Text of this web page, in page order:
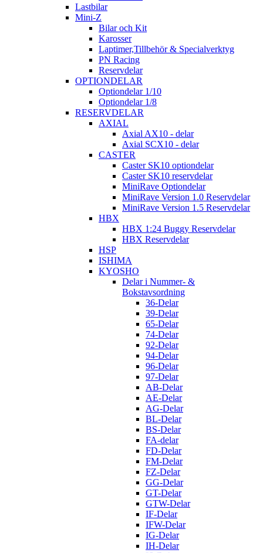
Lastbilar
Mini-Z
Bilar och Kit
Karosser
Laptimer,Tillbehör & Specialverktyg
PN Racing
Reservdelar
OPTIONDELAR
Optiondelar 1/10
Optiondelar 1/8
RESERVDELAR
AXIAL
Axial AX10 - delar
Axial SCX10 - delar
CASTER
Caster SK10 optiondelar
Caster SK10 reservdelar
MiniRave Optiondelar
MiniRave Version 1.0 Reservdelar
MiniRave Version 1.5 Reservdelar
HBX
HBX 1:24 Buggy Reservdelar
HBX Reservdelar
HSP
ISHIMA
KYOSHO
Delar i Nummer- &
Bokstavsordning
36-Delar
39-Delar
65-Delar
74-Delar
92-Delar
94-Delar
96-Delar
97-Delar
AB-Delar
AE-Delar
AG-Delar
BL-Delar
BS-Delar
FA-delar
FD-Delar
FM-Delar
FZ-Delar
GG-Delar
GT-Delar
GTW-Delar
IF-Delar
IFW-Delar
IG-Delar
IH-Delar